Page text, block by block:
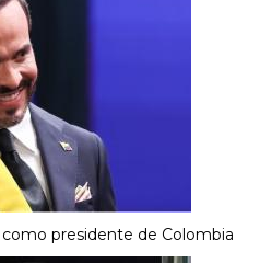
presidente de Colombia